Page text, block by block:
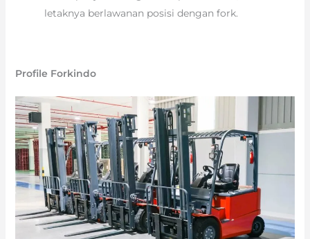
letaknya berlawanan posisi dengan fork.
Profile Forkindo